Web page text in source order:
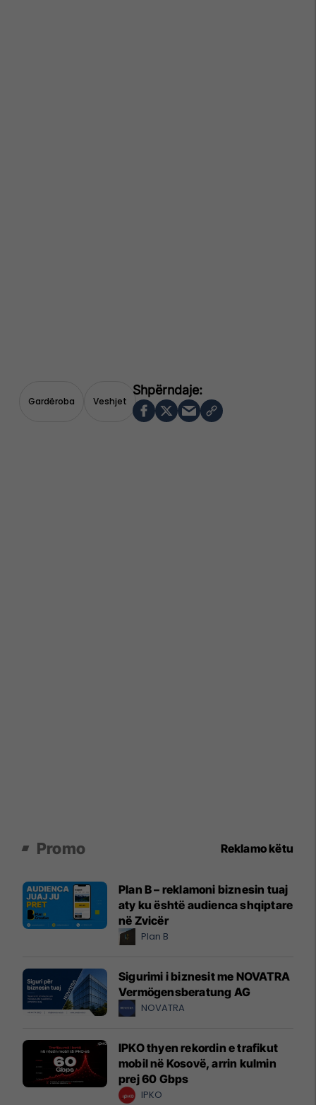
Gardëroba Veshjet
Promo Reklamo këtu
Plan B – reklamoni biznesin tuaj
aty ku është audienca shqiptare
në Zvicër
Plan B
Sigurimi i biznesit me NOVATRA
Vermögensberatung AG
NOVATRA
IPKO thyen rekordin e trafikut
mobil në Kosovë, arrin kulmin
prej 60 Gbps
IPKO